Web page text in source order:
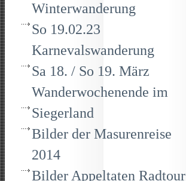
Winterwanderung
So 19.02.23
Karnevalswanderung
Sa 18. / So 19. März
Wanderwochenende im
Siegerland
Bilder der Masurenreise
2014
Bilder Appeltaten Radtour